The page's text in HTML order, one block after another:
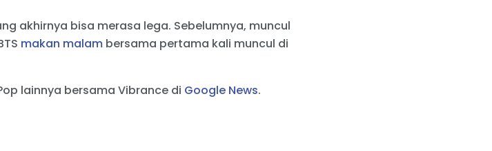
akhirnya bisa merasa lega. Sebelumnya, muncul
makan malam bersama pertama kali muncul di
lainnya bersama Vibrance di Google News.